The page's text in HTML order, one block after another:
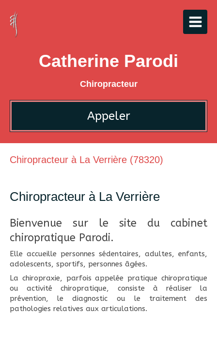
Catherine Parodi
Chiropracteur
Appeler
Chiropracteur à La Verrière (78320)
Chiropracteur à La Verrière
Bienvenue sur le site du cabinet
chiropratique Parodi.
Elle accueille personnes sédentaires, adultes, enfants,
adolescents, sportifs, personnes âgées.
La chiropraxie, parfois appelée pratique chiropratique
ou activité chiropratique, consiste à réaliser la
prévention, le diagnostic ou le traitement des
pathologies relatives aux articulations.